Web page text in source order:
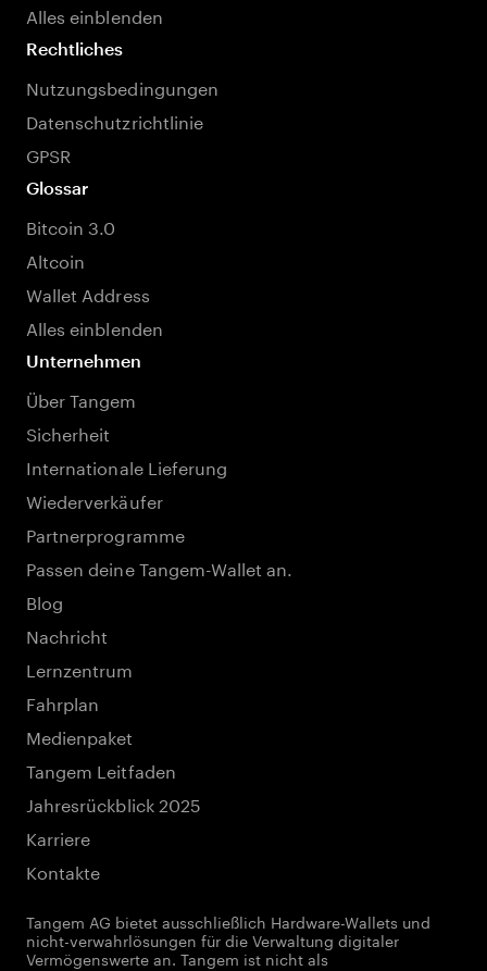
Alles einblenden
Rechtliches
Nutzungsbedingungen
Datenschutzrichtlinie
GPSR
Glossar
Bitcoin 3.0
Altcoin
Wallet Address
Alles einblenden
Unternehmen
Über Tangem
Sicherheit
Internationale Lieferung
Wiederverkäufer
Partnerprogramme
Passen deine Tangem-Wallet an.
Blog
Nachricht
Lernzentrum
Fahrplan
Medienpaket
Tangem Leitfaden
Jahresrückblick 2025
Karriere
Kontakte
Tangem AG bietet ausschließlich Hardware-Wallets und
nicht-verwahrlösungen für die Verwaltung digitaler
Vermögenswerte an. Tangem ist nicht als